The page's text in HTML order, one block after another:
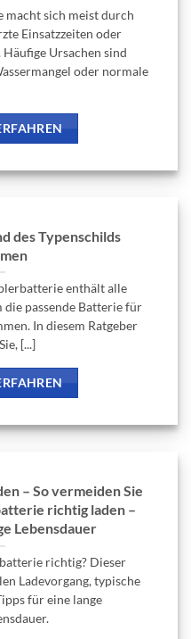
macht sich meist durch
Einsatzzeiten oder
Ursachen sind
oder normale
des Typenschilds
enthält alle
passende Batterie für
In diesem Ratgeber
[...]
– So vermeiden Sie
richtig laden –
Lebensdauer
richtig? Dieser
Ladevorgang, typische
für eine lange